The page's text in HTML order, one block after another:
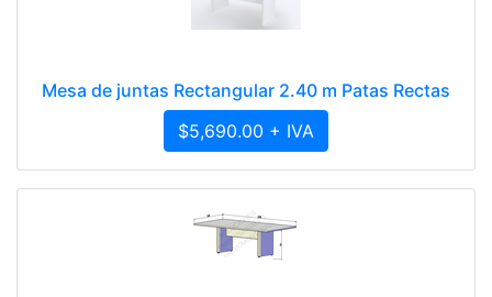
Mesa de juntas Rectangular 2.40 m Patas Rectas
$5,690.00 + IVA